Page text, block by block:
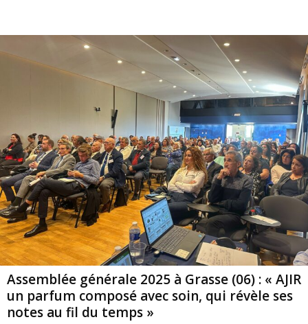
Assemblée générale 2025 à Grasse (06) : « AJIR
un parfum composé avec soin, qui révèle ses
notes au fil du temps »